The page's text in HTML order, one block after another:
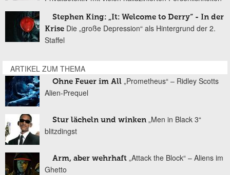
Stephen King: „It: Welcome to Derry“ - In der
Krise Die „große Depression“ als Hintergrund der 2.
Staffel
ARTIKEL ZUM THEMA
Ohne Feuer im All „Prometheus“ – Ridley Scotts
Alien-Prequel
Stur lächeln und winken „Men in Black 3“
blitzdingst
Arm, aber wehrhaft „Attack the Block“ – Aliens im
Ghetto